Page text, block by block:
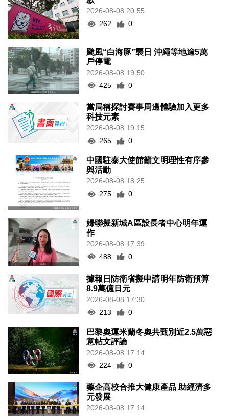
2026-08-08 20:55
262
0
颱風“白海豚”襲日 沖繩等地逾5萬
戶停電
2026-08-08 19:50
425
0
當局稱探討賽事周邊體驗加入更多
科技元素
2026-08-08 19:15
265
0
中國駐泰大使館籲文明理性有序參
與活動
2026-08-08 18:25
275
0
婦聯擬新城A區設長者中心明年運
作
2026-08-08 17:39
488
0
據報日防衛省擬申請明年防衛預算
8.9萬億日元
2026-08-08 17:30
213
0
巴黎奧運米蘭冬奧共甄別近2.5萬惡
意帖文評論
2026-08-08 17:14
224
0
藥企高校合推大健康產品 助經濟多
元發展
2026-08-08 17:14